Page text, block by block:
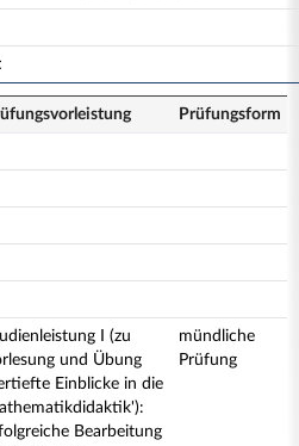
Prüfungsform
I (zu
und Übung
Einblicke in die
Bearbeitung
mündliche
Prüfung